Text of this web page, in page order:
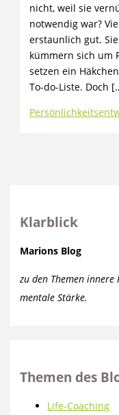
nicht, weil sie
notwendig war?
erstaunlich gut.
kümmern sich um
setzen ein
To-do-Liste. Doch
Klarblick
Marions Blog
zu den Themen
mentale Stärke.
Themen des
Life-Coaching